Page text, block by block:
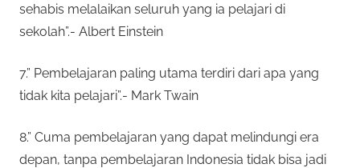
sehabis melalaikan seluruh yang ia pelajari di
sekolah”.- Albert Einstein
7.” Pembelajaran paling utama terdiri dari apa yang
tidak kita pelajari”.- Mark Twain
8.” Cuma pembelajaran yang dapat melindungi era
depan, tanpa pembelajaran Indonesia tidak bisa jadi